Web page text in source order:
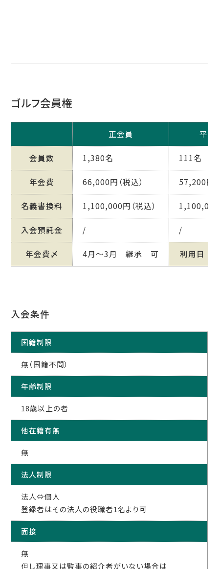
ゴルフ会員権
正会員 平日
会員数 1,380名 111名
年会費 66,000円（税込） 57,200円
名義書換料 1,100,000円（税込） 1,100,000
入会預託金 / /
年会費〆 4月～3月 継承 可 利用日
入会条件
国籍制限
無（国籍不問）
年齢制限
18歳以上の者
他在籍有無
無
法人制限
法人⇔個人
登録者はその法人の役職者1名より可
面接
無
但し理事又は監事の紹介者がいない場合は